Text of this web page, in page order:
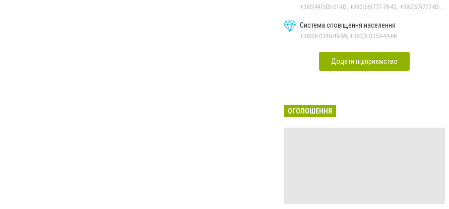
Система сповіщення населення
+380(67)340-49-59, +380(67)350-44-68
Додати підприємство
ОГОЛОШЕННЯ